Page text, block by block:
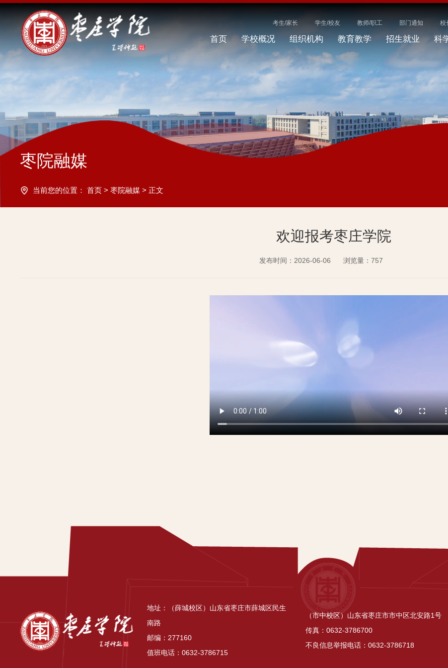
考生/家长 学生/校友 教师/职工 部门通知 校
首页 学校概况 组织机构 教育教学 招生就业 科
枣院融媒
当前您的位置： 首页> 枣院融媒 > 正文
欢迎报考枣庄学院
发布时间：2026-06-06 浏览量：757
地址：（薛城校区）山东省枣庄市薛城区民生
南路
邮编：277160
值班电话：0632-3786715
（市中校区）山东省枣庄市市中区北安路1号
传真：0632-3786700
不良信息举报电话：0632-3786718